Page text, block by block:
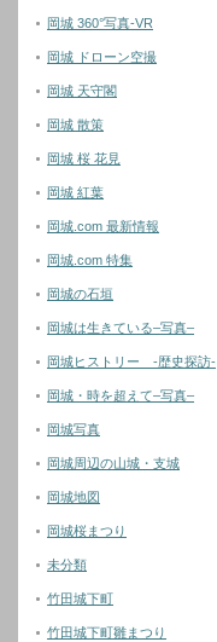
岡城 360°写真-VR
岡城 ドローン空撮
岡城 天守閣
岡城 散策
岡城 桜 花見
岡城 紅葉
岡城.com 最新情報
岡城.com 特集
岡城の石垣
岡城は生きている–写真–
岡城ヒストリー -歴史探訪-
岡城・時を超えて–写真–
岡城写真
岡城周辺の山城・支城
岡城地図
岡城桜まつり
未分類
竹田城下町
竹田城下町雛まつり